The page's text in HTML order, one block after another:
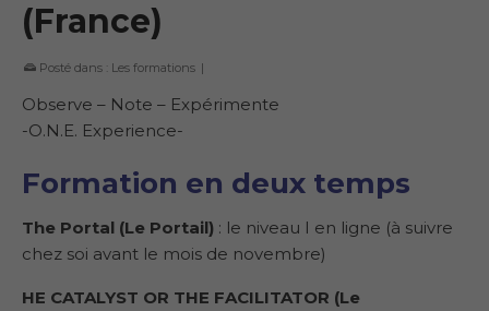
(France)
Posté dans : Les formations |
Observe – Note – Expérimente
-O.N.E. Experience-
Formation en deux temps
The Portal (Le Portail) : le niveau I en ligne (à suivre
chez soi avant le mois de novembre)
HE CATALYST OR THE FACILITATOR (Le